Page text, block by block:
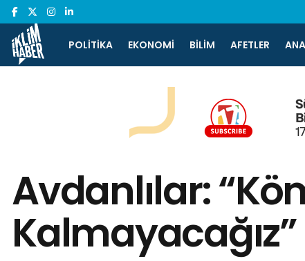
POLITIKA EKONOMI BILIM AFETLER
Avdanlılar:
Kalmayacağız”